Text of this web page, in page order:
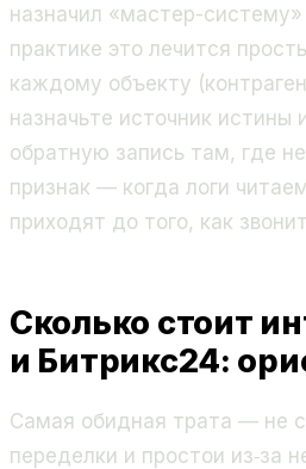
назначил «мастер-
практике это лечится
каждому объекту
назначьте источник истины
обратную запись там, где
признак — когда логи
приходят до того, как
Сколько стоит
и Битрикс24:
Самая обидная трата — не
переделки и простои из‑за